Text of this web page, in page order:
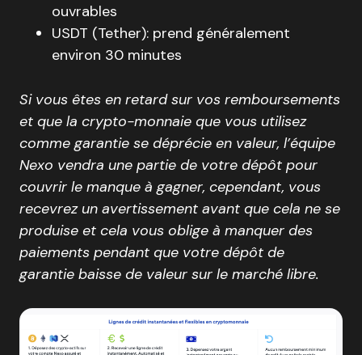
ouvrables
USDT (Tether): prend généralement
environ 30 minutes
Si vous êtes en retard sur vos remboursements
et que la crypto-monnaie que vous utilisez
comme garantie se déprécie en valeur, l’équipe
Nexo vendra une partie de votre dépôt pour
couvrir le manque à gagner, cependant, vous
recevrez un avertissement avant que cela ne se
produise et cela vous oblige à manquer des
paiements pendant que votre dépôt de
garantie baisse de valeur sur le marché libre.